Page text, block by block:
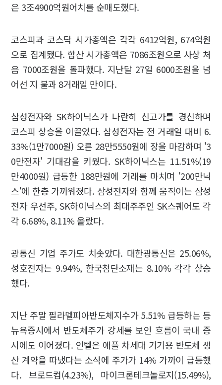
은 3조4900억원어치를 순매도했다.
코스피과 코스닥 시가총액은 각각 6412억원, 674억원
으로 집계됐다. 합산 시가총액은 7086조원으로 사상 처
음 7000조원을 돌파했다. 지난달 27일 6000조원을 넘
어선 지 불과 8거래일 만이다.
삼성전자와 SK하이닉스가 나란히 신고가를 경신하며
코스피 상승을 이끌었다. 삼성전자는 전 거래일 대비 6.
33%(1만7000원) 오른 28만5550원에 장을 마감하며 '3
0만전자' 기대감을 키웠다. SK하이닉스는 11.51%(19
만4000원) 급등한 188만원에 거래를 마치며 '200만닉
스'에 한층 가까워졌다. 삼성전자와 함께 움직이는 삼성
전자 우선주, SK하이닉스의 최대주주인 SK스퀘어도 각
각 6.68%, 8.11% 올랐다.
광통신 기업 주가도 치솟았다. 대한광통신은 25.06%,
성호전자는 9.94%, 한국첨단소재는 8.10% 각각 상승
했다.
지난 주말 필라델피아반도체지수가 5.51% 급등하는 등
뉴욕증시에서 반도체주가 강세를 보인 흐름이 국내 증
시에도 이어졌다. 인텔은 애플 차세대 기기용 반도체 생
산 계약을 따냈다는 소식에 주가가 14% 가까이 급등했
다. 브로드컴(4.23%), 마이크론테크놀로지(15.49%),